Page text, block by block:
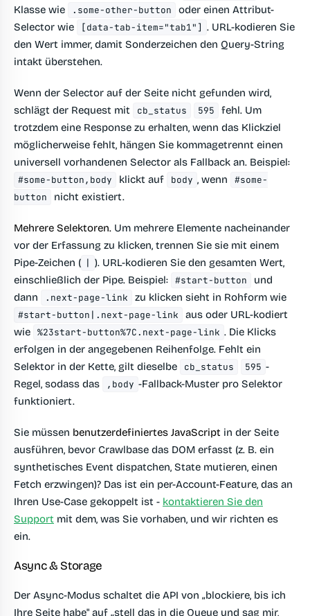
Klasse wie
.some-other-button
oder einen Attribut-
Selector wie
[data-tab-item="tab1"] . URL-kodieren Sie
den Wert immer, damit Sonderzeichen den Query-String
intakt überstehen.
Wenn der Selector auf der Seite nicht gefunden wird,
schlägt der Request mit
cb_status 595
fehl. Um
trotzdem eine Response zu erhalten, wenn das Klickziel
möglicherweise fehlt, hängen Sie kommagetrennt einen
universell vorhandenen Selector als Fallback an. Beispiel:
#some-button,body klickt auf body , wenn
#some-
button
nicht existiert.
Mehrere Selektoren. Um mehrere Elemente nacheinander
vor der Erfassung zu klicken, trennen Sie sie mit einem
Pipe-Zeichen ( | ). URL-kodieren Sie den gesamten Wert,
einschließlich der Pipe. Beispiel: #start-button
und
dann
.next-page-link zu klicken sieht in Rohform wie
#start-button|.next-page-link
aus oder URL-kodiert
wie %23start-button%7C.next-page-link . Die Klicks
erfolgen in der angegebenen Reihenfolge. Fehlt ein
Selektor in der Kette, gilt dieselbe
cb_status 595 -
Regel, sodass das
,body -Fallback-Muster pro Selektor
funktioniert.
Sie müssen benutzerdefiniertes JavaScript in der Seite
ausführen, bevor Crawlbase das DOM erfasst (z. B. ein
synthetisches Event dispatchen, State mutieren, einen
Fetch erzwingen)? Das ist ein per-Account-Feature, das an
Ihren Use-Case gekoppelt ist - kontaktieren Sie den
Support mit dem, was Sie vorhaben, und wir richten es
ein.
Async & Storage
Der Async-Modus schaltet die API von „blockiere, bis ich
Ihre Seite habe" auf „stell das in die Queue und sag mir,